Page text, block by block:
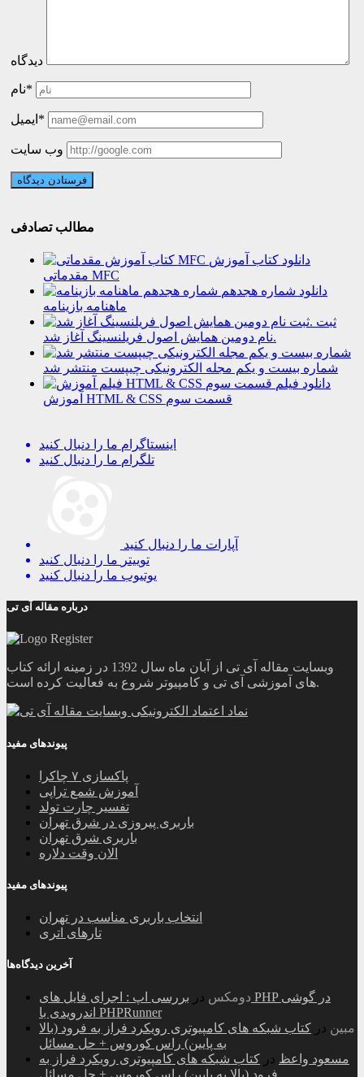
دیدگاه
نام*
ایمیل*
وب سایت
مطالب تصادفی
دانلود کتاب آموزش
مقدماتی MFC
دانلود شماره هجدهم
ماهنامه بازینامه
ثبت
نام دومین همایش اصول فریلنسینگ آغاز شد.
شماره بیست و یکم مجله الکترونیکی چیپست منتشر شد
دانلود فیلم
آموزش HTML & CSS قسمت سوم
اینستاگرام ما را دنبال کنید
تلگرام ما را دنبال کنید
آپارات ما را دنبال کنید
توییتر ما را دنبال کنید
یوتیوب ما را دنبال کنید
درباره مقاله آی تی
وبسایت مقاله آی تی از آبان ماه سال 1392 در زمینه ارائه کتاب
های آموزشی آی تی و کامپیوتر شروع به فعالیت کرده است.
پیوندهای مفید
پاکسازی ۷ چاکرا
آموزش شمع تراپی
تفسیر چارت تولد
باربری پیروزی در شرق تهران
باربری شرق تهران
الان وقت دلاره
پیوندهای مفید
انتخاب باربری مناسب در تهران
تارهای اتری
آخرین دیدگاه‌ها
دومکس در بررسی اپ : اجرای فایل های PHP در گوشی
اندرویدی با PHPRunner
مبین در کتاب شبکه های کامپیوتری رویکرد فراز به فرود (بالا
به پایین) راس کوروس + حل مسائل
مسعود واعظ در کتاب شبکه های کامپیوتری رویکرد فراز به